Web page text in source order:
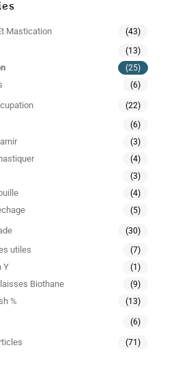
Mastication (43)
(13)
(25)
(6)
(22)
(6)
(3)
(4)
(3)
(4)
(5)
(30)
utiles (7)
Y (1)
Biothane (9)
% (13)
(6)
(71)